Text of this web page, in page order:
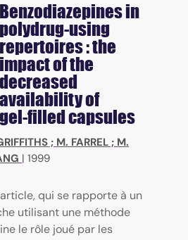
Benzodiazepines in
polydrug-using
repertoires : the
impact of the
decreased
availability of
filled capsules
; M. FARREL ; M.
| 1999
article, qui se rapporte à un
utilisant une méthode
le rôle joué par les